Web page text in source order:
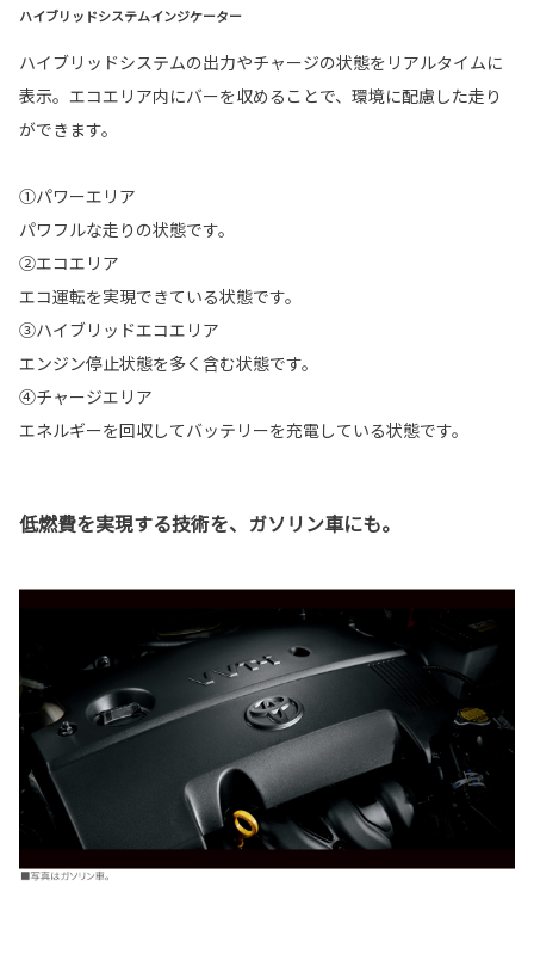
ハイブリッドシステムインジケーター
ハイブリッドシステムの出力やチャージの状態をリアルタイムに
表示。エコエリア内にバーを収めることで、環境に配慮した走り
ができます。
①パワーエリア
パワフルな走りの状態です。
②エコエリア
エコ運転を実現できている状態です。
③ハイブリッドエコエリア
エンジン停止状態を多く含む状態です。
④チャージエリア
エネルギーを回収してバッテリーを充電している状態です。
低燃費を実現する技術を、ガソリン車にも。